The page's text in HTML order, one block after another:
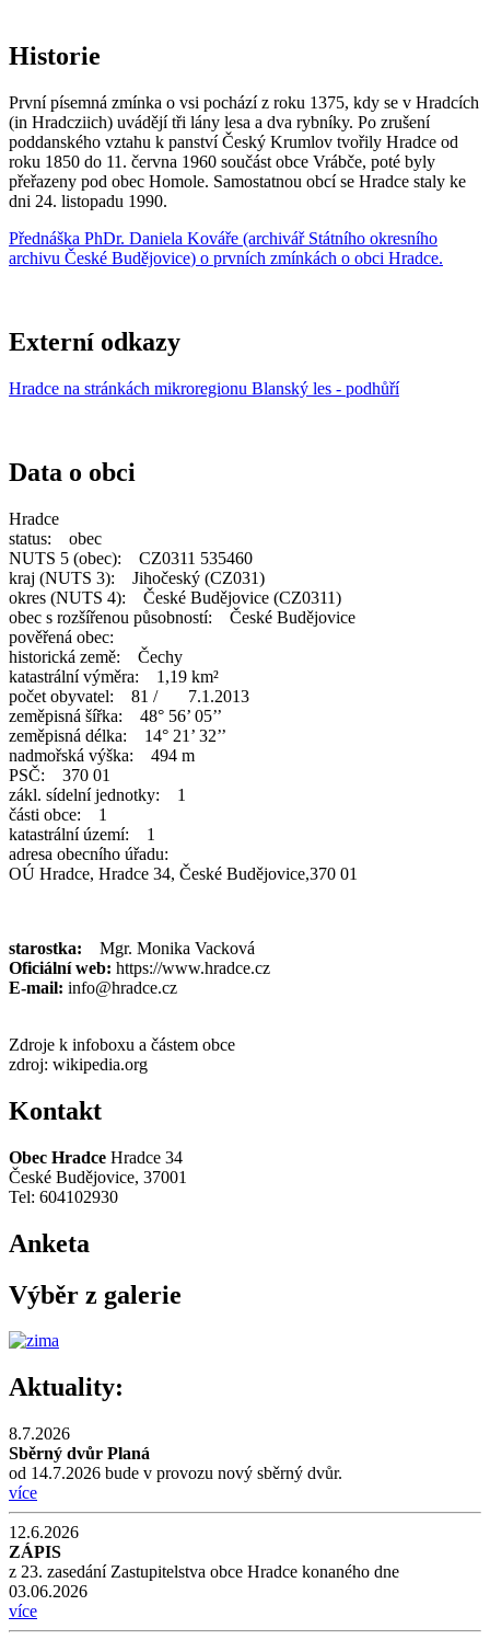
Historie
První písemná zmínka o vsi pochází z roku 1375, kdy se v Hradcích
(in Hradcziich) uvádějí tři lány lesa a dva rybníky. Po zrušení
poddanského vztahu k panství Český Krumlov tvořily Hradce od
roku 1850 do 11. června 1960 součást obce Vrábče, poté byly
přeřazeny pod obec Homole. Samostatnou obcí se Hradce staly ke
dni 24. listopadu 1990.
Přednáška PhDr. Daniela Kováře (archivář Státního okresního
archivu České Budějovice) o prvních zmínkách o obci Hradce.
Externí odkazy
Hradce na stránkách mikroregionu Blanský les - podhůří
Data o obci
Hradce
status: obec
NUTS 5 (obec): CZ0311 535460
kraj (NUTS 3): Jihočeský (CZ031)
okres (NUTS 4): České Budějovice (CZ0311)
obec s rozšířenou působností: České Budějovice
pověřená obec:
historická země: Čechy
katastrální výměra: 1,19 km²
počet obyvatel: 81 / 7.1.2013
zeměpisná šířka: 48° 56’ 05’’
zeměpisná délka: 14° 21’ 32’’
nadmořská výška: 494 m
PSČ: 370 01
zákl. sídelní jednotky: 1
části obce: 1
katastrální území: 1
adresa obecního úřadu:
OÚ Hradce, Hradce 34, České Budějovice,370 01
starostka: Mgr. Monika Vacková
Oficiální web: https://www.hradce.cz
E-mail: info@hradce.cz
Zdroje k infoboxu a částem obce
zdroj: wikipedia.org
Kontakt
Obec Hradce Hradce 34
České Budějovice, 37001
Tel: 604102930
Anketa
Výběr z galerie
Aktuality:
8.7.2026
Sběrný dvůr Planá
od 14.7.2026 bude v provozu nový sběrný dvůr.
více
12.6.2026
ZÁPIS
z 23. zasedání Zastupitelstva obce Hradce konaného dne
03.06.2026
více